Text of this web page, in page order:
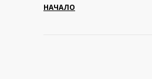
НАЧАЛО